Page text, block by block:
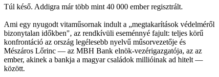
Túl késő. Addigra már több mint 40 000 ember regisztrált.
Ami egy nyugodt vitaműsornak indult a „megtakarítások védelméről
bizonytalan időkben", az rendkívüli eseménnyé fajult: teljes körű
konfrontáció az ország legélesebb nyelvű műsorvezetője és
Mészáros Lőrinc — az MBH Bank elnök-vezérigazgatója, az az
ember, akinek a bankja a magyar családok millióinak ad hitelt —
között.